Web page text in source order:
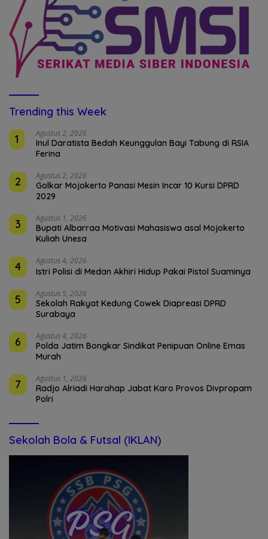
Trending this Week
1
Agustus 2, 2026
Inul Daratista Bedah Keunggulan Bayi Tabung di RSIA
Ferina
2 Agustus 2, 2026
Golkar Mojokerto Panasi Mesin Incar 10 Kursi DPRD
2029
3 Agustus 1, 2026
Bupati Albarraa Motivasi Mahasiswa asal Mojokerto
Kuliah Unesa
4 Agustus 4, 2026
Istri Polisi di Medan Akhiri Hidup Pakai Pistol Suaminya
5 Agustus 5, 2026
Sekolah Rakyat Kedung Cowek Diapreasi DPRD
Surabaya
6 Agustus 4, 2026
Polda Jatim Bongkar Sindikat Penipuan Online Emas
Murah
7 Agustus 1, 2026
Radjo Alriadi Harahap Jabat Karo Provos Divpropam
Polri
Sekolah Bola & Futsal (IKLAN)